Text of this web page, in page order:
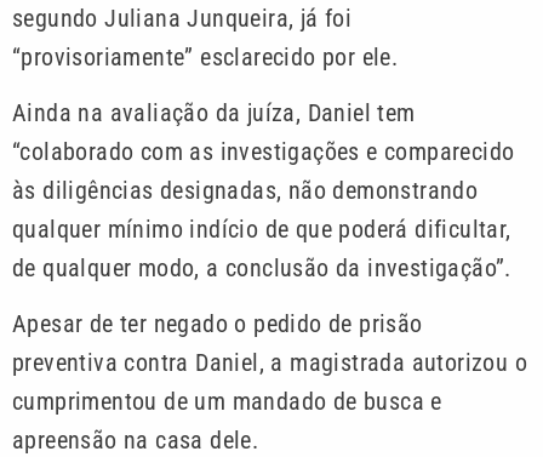
segundo Juliana Junqueira, já foi
“provisoriamente” esclarecido por ele.
Ainda na avaliação da juíza, Daniel tem
“colaborado com as investigações e comparecido
às diligências designadas, não demonstrando
qualquer mínimo indício de que poderá dificultar,
de qualquer modo, a conclusão da investigação”.
Apesar de ter negado o pedido de prisão
preventiva contra Daniel, a magistrada autorizou o
cumprimentou de um mandado de busca e
apreensão na casa dele.